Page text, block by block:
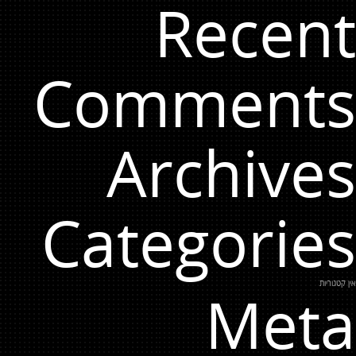
Recent
Comments
Archives
Categories
אין קטגוריות
Meta